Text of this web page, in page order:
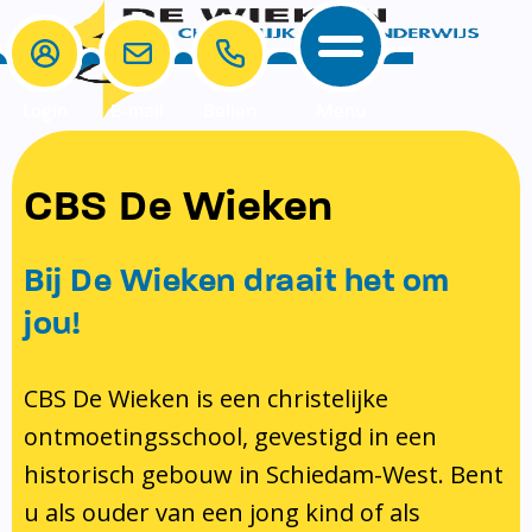
School
School
Onze visie rondom christelijke
identiteit
Pedagogisch klimaat en veiligheid
Bibliotheek
Ondersteuning
Ouders
MR & GMR
Aanmelden nieuwe leerling
Verlof aanvragen
Bibliotheek op school
Te weinig geld?
Contact
E-mail
CBS De Wieken
Bij De Wieken draait het om
jou!
CBS De Wieken is een christelijke
ontmoetingsschool, gevestigd in een
historisch gebouw in Schiedam-West. Bent
u als ouder van een jong kind of als